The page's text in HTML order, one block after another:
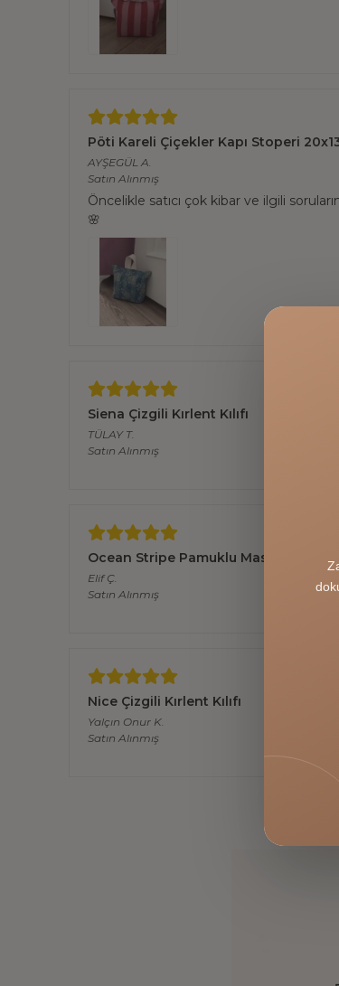
Pöti Kareli Çiçekler Kapı Stoperi
AYŞEGÜL A.
Satın Alınmış
Öncelikle satıcı çok kibar ve ilgili
🌸
Siena Çizgili Kırlent Kılıfı
TÜLAY T.
Satın Alınmış
Ocean Stripe Pamuklu Masa Örtüsü -
Elif Ç.
Satın Alınmış
Nice Çizgili Kırlent Kılıfı
Yalçın Onur K.
Satın Alınmış